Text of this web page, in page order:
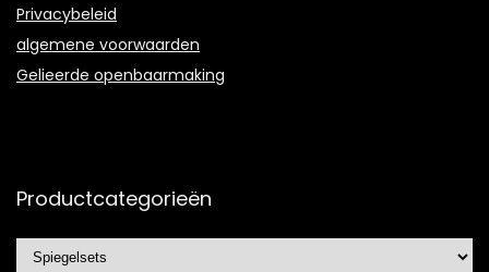
Privacybeleid
algemene voorwaarden
Gelieerde openbaarmaking
Productcategorieën